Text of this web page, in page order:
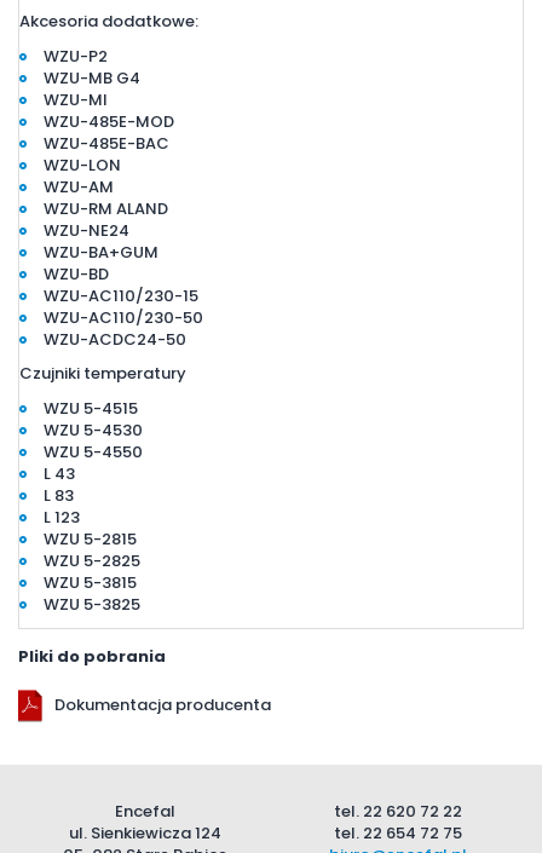
Akcesoria dodatkowe:
WZU-P2
WZU-MB G4
WZU-MI
WZU-485E-MOD
WZU-485E-BAC
WZU-LON
WZU-AM
WZU-RM ALAND
WZU-NE24
WZU-BA+GUM
WZU-BD
WZU-AC110/230-15
WZU-AC110/230-50
WZU-ACDC24-50
Czujniki temperatury
WZU 5-4515
WZU 5-4530
WZU 5-4550
L 43
L 83
L 123
WZU 5-2815
WZU 5-2825
WZU 5-3815
WZU 5-3825
Pliki do pobrania
Dokumentacja producenta
Encefal
ul. Sienkiewicza 124
tel. 22 620 72 22
tel. 22 654 72 75